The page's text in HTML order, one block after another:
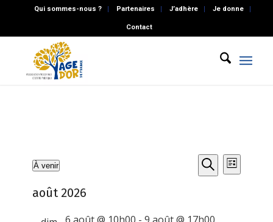
Qui sommes-nous ? Partenaires J’adhère Je donne
Contact
Évènements
et
de
Recherche
de
Liste
À venir
une
août 2026